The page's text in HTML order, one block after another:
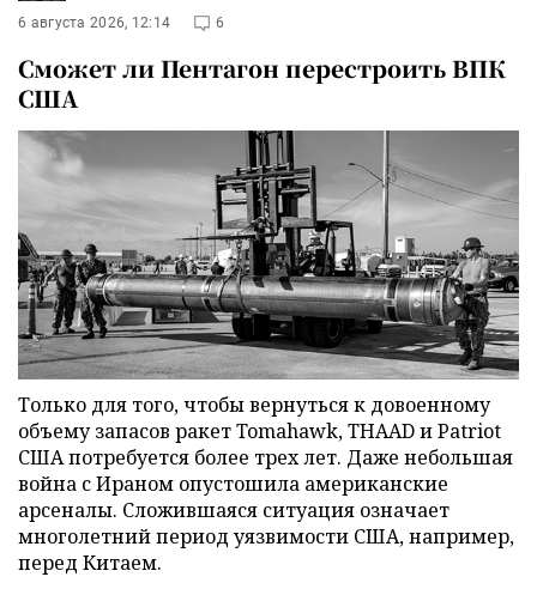
6 августа 2026, 12:14 6
Сможет ли Пентагон перестроить ВПК
США
Только для того, чтобы вернуться к довоенному
объему запасов ракет Tomahawk, THAAD и Patriot
США потребуется более трех лет. Даже небольшая
война с Ираном опустошила американские
арсеналы. Сложившаяся ситуация означает
многолетний период уязвимости США, например,
перед Китаем.